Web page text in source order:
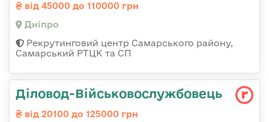
від 45000 до 110000 грн
Дніпро
Рекрутинговий центр Самарського району,
Самарський РТЦК та СП
Діловод-Військовослужбовець
від 20100 до 125000 грн